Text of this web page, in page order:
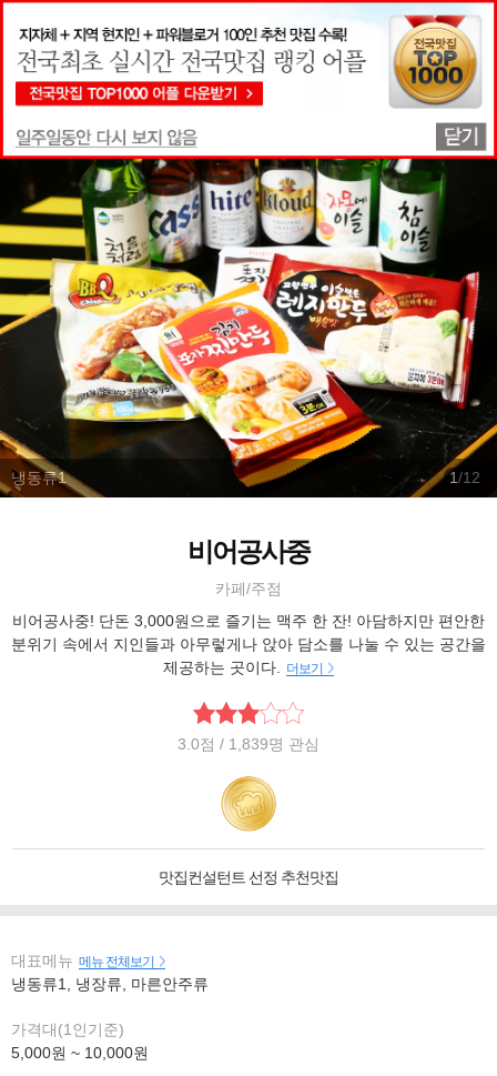
맛집상세정보
냉동류1 1/12
비어공사중
카페/주점
비어공사중! 단돈 3,000원으로 즐기는 맥주 한 잔! 아담하지만 편안한
분위기 속에서 지인들과 아무렇게나 앉아 담소를 나눌 수 있는 공간을
제공하는 곳이다.
더보기
3.0점 / 1,839명 관심
맛집컨설턴트 선정 추천맛집
대표메뉴 메뉴 전체보기
냉동류1, 냉장류, 마른안주류
가격대(1인기준)
5,000원 ~ 10,000원